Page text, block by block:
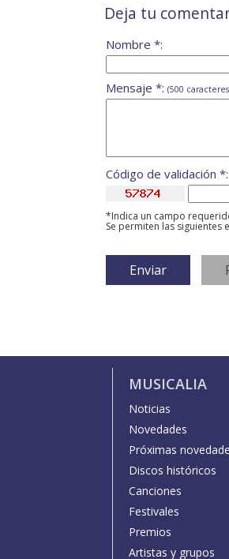
Deja tu
Nombre *:
Mensaje *: (500
Código de validación *:
*Indica un campo
Se permiten las siguientes
MUSICALIA
Noticias
Novedades
Próximas
Discos históricos
Canciones
Festivales
Premios
Artistas y grupos